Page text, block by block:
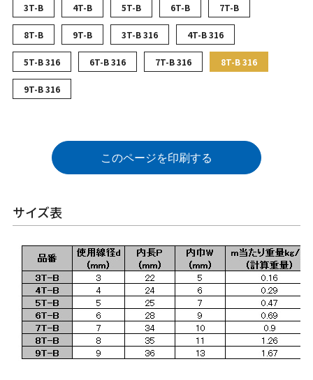
3T-B 4T-B 5T-B 6T-B 7T-B
8T-B 9T-B 3T-B 316 4T-B 316
5T-B 316 6T-B 316 7T-B 316 8T-B 316
9T-B 316
このページを印刷する
サイズ表